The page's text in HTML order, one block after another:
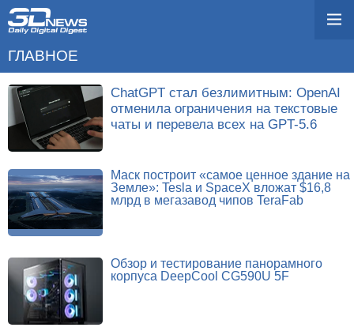
ГЛАВНОЕ
ChatGPT стал безлимитным: OpenAI
отменила ограничения на текстовые
чаты и перевела всех на GPT-5.6
Маск построит «самое ценное здание на
Земле»: Tesla и SpaceX вложат $16,8
млрд в мегазавод чипов TeraFab
Обзор и тестирование панорамного
корпуса DeepCool CG590U 5F